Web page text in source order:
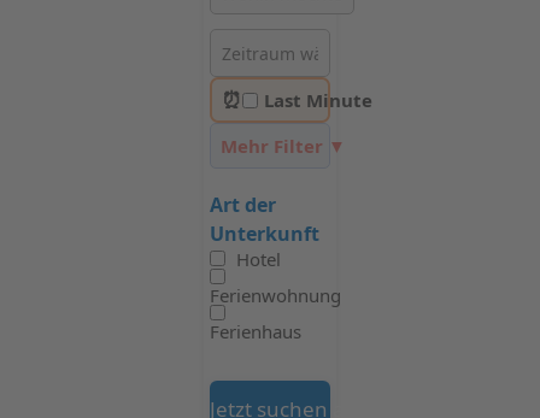
⏰
Last Minute
Mehr Filter ▼
Art der
Unterkunft
Hotel
Ferienwohnung
Ferienhaus
Jetzt suchen auf Booking.com